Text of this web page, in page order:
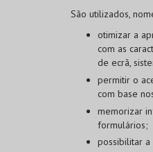
São utilizados,
otimizar a
com as
de ecrã,
permitir o
com base
memorizar
formulários;
possibilitar